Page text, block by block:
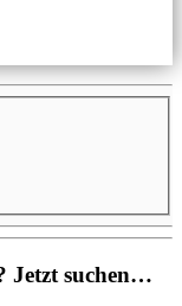
Jetzt suchen…